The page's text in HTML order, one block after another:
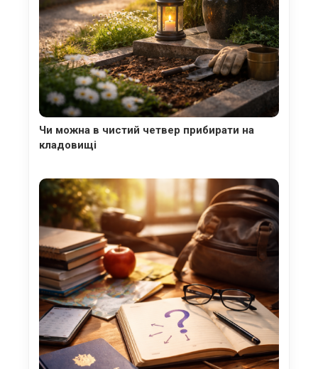
Чи можна в чистий четвер прибирати на
кладовищі